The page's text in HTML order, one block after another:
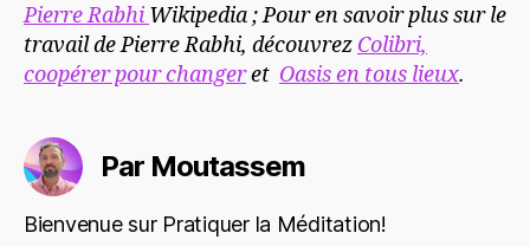
Pierre Rabhi Wikipedia ; Pour en savoir plus sur le
travail de Pierre Rabhi, découvrez Colibri,
coopérer pour changeret Oasis en tous lieux.
Par Moutassem
Bienvenue sur Pratiquer la Méditation!